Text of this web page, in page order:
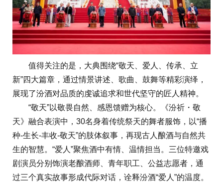
值得关注的是，大典围绕“敬天、爱人、传承、立
新”四大篇章，通过情景讲述、歌曲、鼓舞等精彩演绎，
展现了汾酒对品质的虔诚追求和世代坚守的匠人精神。
“敬天”以敬畏自然、感恩馈赠为核心。《汾祈・敬
天》融合表演中，30名身着传统祭天的舞者服饰，以“播
种-生长-丰收-敬天”的肢体叙事，再现古人酿酒与自然共
生的智慧。“爱人”聚焦酒中有情、温情担当。三位特邀戏
剧演员分别饰演老酿酒师、青年职工、公益志愿者，通
过三个真实故事形成代际对话，诠释汾酒“爱人”的温度。